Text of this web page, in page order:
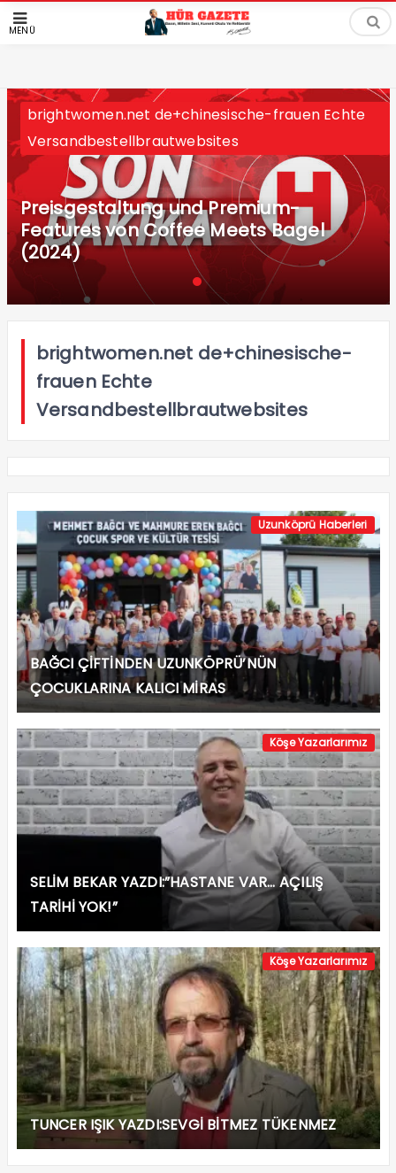
MENÜ
brightwomen.net de+chinesische-frauen Echte
Versandbestellbrautwebsites
Preisgestaltung und Premium-
Features von Coffee Meets Bagel
(2024)
brightwomen.net de+chinesische-
frauen Echte
Versandbestellbrautwebsites
Uzunköprü Haberleri
BAĞCI ÇİFTİNDEN UZUNKÖPRÜ’NÜN
ÇOCUKLARINA KALICI MİRAS
Köşe Yazarlarımız
SELİM BEKAR YAZDI:”HASTANE VAR… AÇILIŞ
TARİHİ YOK!”
Köşe Yazarlarımız
TUNCER IŞIK YAZDI:SEVGİ BİTMEZ TÜKENMEZ